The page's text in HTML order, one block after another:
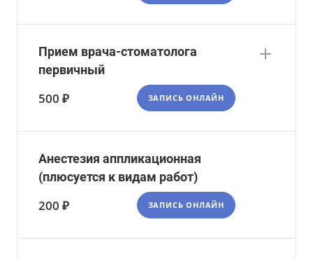
Прием врача-стоматолога
первичный
500 ₽ ЗАПИСЬ ОНЛАЙН
Анестезия аппликационная
(плюсуется к видам работ)
200 ₽ ЗАПИСЬ ОНЛАЙН